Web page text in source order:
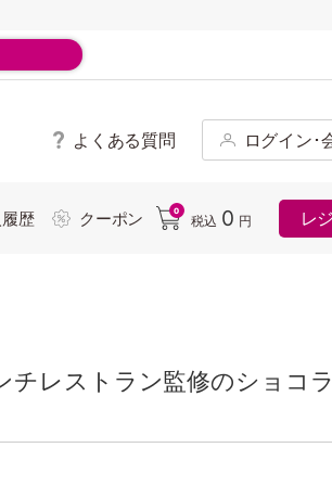
よくある質問 ログイン･
歴 クーポン 0
税込 0 円 レ
チレストラン監修のショコ